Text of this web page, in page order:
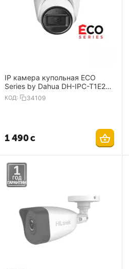
IP камера купольная ECO
Series by Dahua DH-IPC-T1E20-
A 2MP 2.8mm 1920×1080 Mic
IP67
КОД: 34109
1 490с